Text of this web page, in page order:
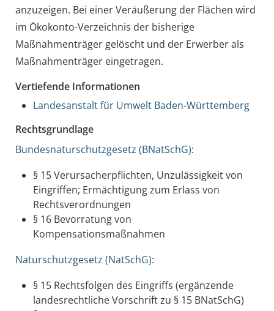
anzuzeigen. Bei einer Veräußerung der Flächen wird
im Ökokonto-Verzeichnis der bisherige
Maßnahmenträger gelöscht und der Erwerber als
Maßnahmenträger eingetragen.
Vertiefende Informationen
Landesanstalt für Umwelt Baden-Württemberg
Rechtsgrundlage
Bundesnaturschutzgesetz (BNatSchG):
§ 15Verursacherpflichten, Unzulässigkeit von
Eingriffen; Ermächtigung zum Erlass von
Rechtsverordnungen
§ 16 Bevorratung von
Kompensationsmaßnahmen
Naturschutzgesetz (NatSchG):
§ 15 Rechtsfolgen des Eingriffs (ergänzende
landesrechtliche Vorschrift zu § 15 BNatSchG)